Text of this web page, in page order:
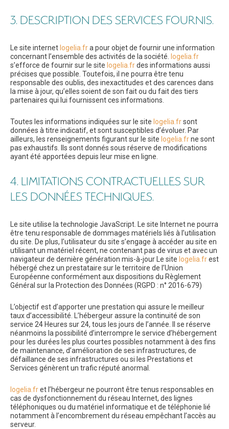
3. DESCRIPTION DES SERVICES FOURNIS.
Le site internet logelia.fra pour objet de fournir une information
concernant l’ensemble des activités de la société.
logelia.fr
s’efforce de fournir sur le site logelia.frdes informations aussi
précises que possible. Toutefois, il ne pourra être tenu
responsable des oublis, des inexactitudes et des carences dans
la mise à jour, qu’elles soient de son fait ou du fait des tiers
partenaires qui lui fournissent ces informations.
Toutes les informations indiquées sur le site logelia.frsont
données à titre indicatif, et sont susceptibles d’évoluer. Par
ailleurs, les renseignements figurant sur le site logelia.frne sont
pas exhaustifs. Ils sont donnés sous réserve de modifications
ayant été apportées depuis leur mise en ligne.
4. LIMITATIONS CONTRACTUELLES SUR
LES DONNÉES TECHNIQUES.
Le site utilise la technologie JavaScript. Le site Internet ne pourra
être tenu responsable de dommages matériels liés à l’utilisation
du site. De plus, l’utilisateur du site s’engage à accéder au site en
utilisant un matériel récent, ne contenant pas de virus et avec un
navigateur de dernière génération mis-à-jour Le site logelia.frest
hébergé chez un prestataire sur le territoire de l’Union
Européenne conformément aux dispositions du Règlement
Général sur la Protection des Données (RGPD : n° 2016-679)
L’objectif est d’apporter une prestation qui assure le meilleur
taux d’accessibilité. L’hébergeur assure la continuité de son
service 24 Heures sur 24, tous les jours de l’année. Il se réserve
néanmoins la possibilité d’interrompre le service d’hébergement
pour les durées les plus courtes possibles notamment à des fins
de maintenance, d’amélioration de ses infrastructures, de
défaillance de ses infrastructures ou si les Prestations et
Services génèrent un trafic réputé anormal.
logelia.fret l’hébergeur ne pourront être tenus responsables en
cas de dysfonctionnement du réseau Internet, des lignes
téléphoniques ou du matériel informatique et de téléphonie lié
notamment à l’encombrement du réseau empêchant l’accès au
serveur.